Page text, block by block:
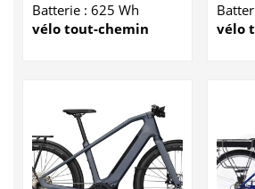
Batterie : 625 Wh
vélo tout-chemin
vélo